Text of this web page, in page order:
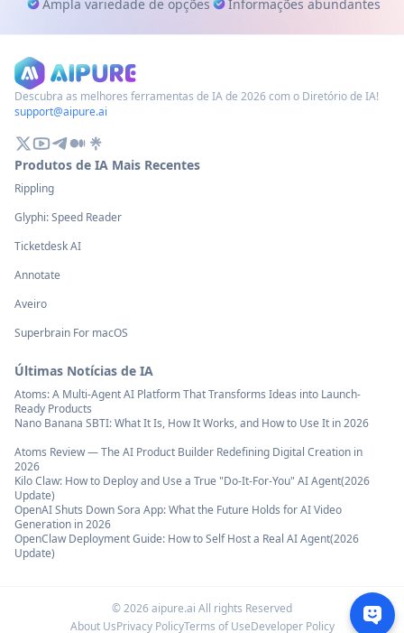
Ampla variedade de opções
Informações abundantes
Descubra as melhores ferramentas de IA de 2026 com o Diretório de IA!
support@aipure.ai
Produtos de IA Mais Recentes
Rippling
Glyphi: Speed Reader
Ticketdesk AI
Annotate
Aveiro
Superbrain For macOS
Últimas Notícias de IA
Atoms: A Multi-Agent AI Platform That Transforms Ideas into Launch-
Ready Products
Nano Banana SBTI: What It Is, How It Works, and How to Use It in 2026
Atoms Review — The AI Product Builder Redefining Digital Creation in
2026
Kilo Claw: How to Deploy and Use a True "Do‑It‑For‑You" AI Agent(2026
Update)
OpenAI Shuts Down Sora App: What the Future Holds for AI Video
Generation in 2026
OpenClaw Deployment Guide: How to Self Host a Real AI Agent(2026
Update)
©2026aipure.ai All rights Reserved
About UsPrivacy PolicyTerms of UseDeveloper Policy